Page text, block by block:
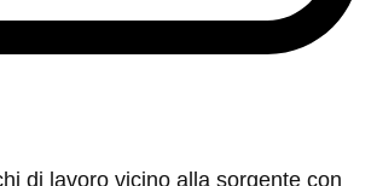
di lavoro vicino alla sorgente con